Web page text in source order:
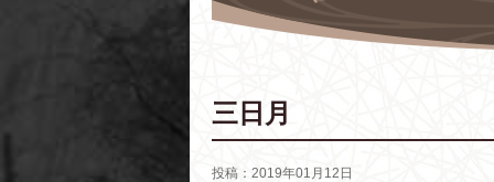
三日月
投稿：2019年01月12日